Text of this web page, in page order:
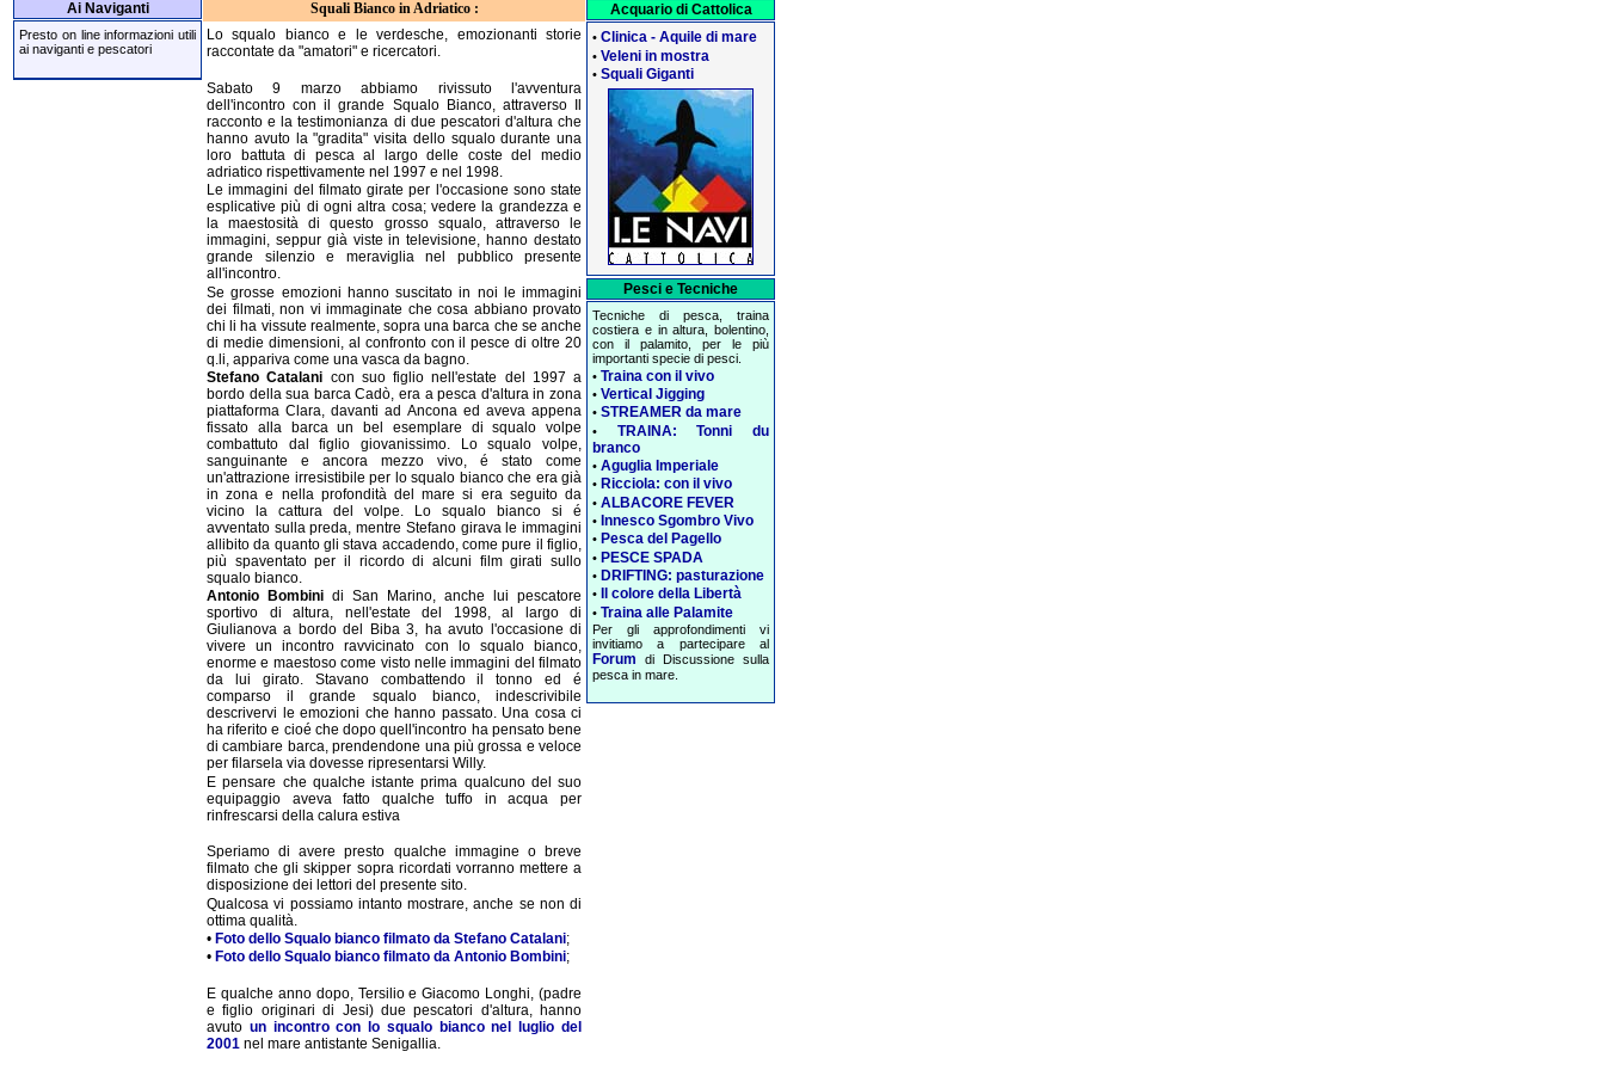
Ai Naviganti
Presto on line informazioni utili
ai naviganti e pescatori
Squali Bianco in Adriatico :
Lo squalo bianco e le verdesche, emozionanti storie
raccontate da "amatori" e ricercatori.
Sabato 9 marzo abbiamo rivissuto l'avventura
dell'incontro con il grande Squalo Bianco, attraverso Il
racconto e la testimonianza di due pescatori d'altura che
hanno avuto la "gradita" visita dello squalo durante una
loro battuta di pesca al largo delle coste del medio
adriatico rispettivamente nel 1997 e nel 1998.
Le immagini del filmato girate per l'occasione sono state
esplicative più di ogni altra cosa; vedere la grandezza e
la maestosità di questo grosso squalo, attraverso le
immagini, seppur già viste in televisione, hanno destato
grande silenzio e meraviglia nel pubblico presente
all'incontro.
Se grosse emozioni hanno suscitato in noi le immagini
dei filmati, non vi immaginate che cosa abbiano provato
chi li ha vissute realmente, sopra una barca che se anche
di medie dimensioni, al confronto con il pesce di oltre 20
q.li, appariva come una vasca da bagno.
Stefano Catalani con suo figlio nell'estate del 1997 a
bordo della sua barca Cadò, era a pesca d'altura in zona
piattaforma Clara, davanti ad Ancona ed aveva appena
fissato alla barca un bel esemplare di squalo volpe
combattuto dal figlio giovanissimo. Lo squalo volpe,
sanguinante e ancora mezzo vivo, é stato come
un'attrazione irresistibile per lo squalo bianco che era già
in zona e nella profondità del mare si era seguito da
vicino la cattura del volpe. Lo squalo bianco si é
avventato sulla preda, mentre Stefano girava le immagini
allibito da quanto gli stava accadendo, come pure il figlio,
più spaventato per il ricordo di alcuni film girati sullo
squalo bianco.
Antonio Bombini di San Marino, anche lui pescatore
sportivo di altura, nell'estate del 1998, al largo di
Giulianova a bordo del Biba 3, ha avuto l'occasione di
vivere un incontro ravvicinato con lo squalo bianco,
enorme e maestoso come visto nelle immagini del filmato
da lui girato. Stavano combattendo il tonno ed é
comparso il grande squalo bianco, indescrivibile
descrivervi le emozioni che hanno passato. Una cosa ci
ha riferito e cioé che dopo quell'incontro ha pensato bene
di cambiare barca, prendendone una più grossa e veloce
per filarsela via dovesse ripresentarsi Willy.
E pensare che qualche istante prima qualcuno del suo
equipaggio aveva fatto qualche tuffo in acqua per
rinfrescarsi della calura estiva
Speriamo di avere presto qualche immagine o breve
filmato che gli skipper sopra ricordati vorranno mettere a
disposizione dei lettori del presente sito.
Qualcosa vi possiamo intanto mostrare, anche se non di
ottima qualità.
• Foto dello Squalo bianco filmato da Stefano Catalani;
• Foto dello Squalo bianco filmato da Antonio Bombini;
E qualche anno dopo, Tersilio e Giacomo Longhi, (padre
e figlio originari di Jesi) due pescatori d'altura, hanno
avuto un incontro con lo squalo bianco nel luglio del
2001 nel mare antistante Senigallia.
Acquario di Cattolica
• Clinica - Aquile di mare
• Veleni in mostra
• Squali Giganti
Pesci e Tecniche
Tecniche di pesca, traina
costiera e in altura, bolentino,
con il palamito, per le più
importanti specie di pesci.
• Traina con il vivo
• Vertical Jigging
• STREAMER da mare
• TRAINA: Tonni du
branco
• Aguglia Imperiale
• Ricciola: con il vivo
• ALBACORE FEVER
• Innesco Sgombro Vivo
• Pesca del Pagello
• PESCE SPADA
• DRIFTING: pasturazione
• Il colore della Libertà
• Traina alle Palamite
Per gli approfondimenti vi
invitiamo a partecipare al
Forum di Discussione sulla
pesca in mare.